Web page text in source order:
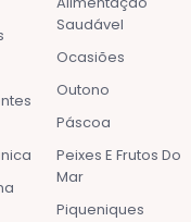
Saudável
Ocasiões
Outono
Páscoa
Peixes E Frutos Do
Mar
Piqueniques